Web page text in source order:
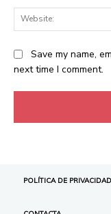
POLÍTICA DE PRIVACIDAD